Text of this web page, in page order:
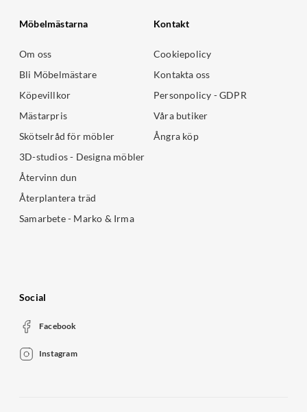
Möbelmästarna
Om oss
Bli Möbelmästare
Köpevillkor
Mästarpris
Skötselråd för möbler
3D-studios - Designa möbler
Återvinn dun
Återplantera träd
Samarbete - Marko & Irma
Kontakt
Cookiepolicy
Kontakta oss
Personpolicy - GDPR
Våra butiker
Ångra köp
Social
Facebook
Instagram